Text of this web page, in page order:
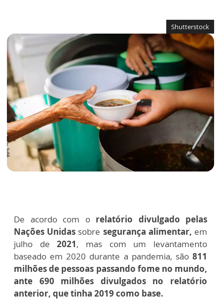
Shutterstock
De acordo com o relatório divulgado pelas
Nações Unidas sobre segurança alimentar, em
julho de2021, mas com um levantamento
baseado em 2020 durante a pandemia, são811
milhões de pessoas passando fome no mundo,
ante 690 milhões divulgados no relatório
anterior, que tinha 2019 como base.